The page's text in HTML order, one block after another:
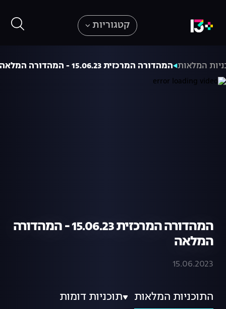
קטגוריות
המלאות המהדורה המרכזית 15.06.23 - המהדורה המלאה
המהדורה המרכזית 15.06.23 - המהדורה
המלאה
15.06.2023
התוכניות המלאות תוכניות דומות